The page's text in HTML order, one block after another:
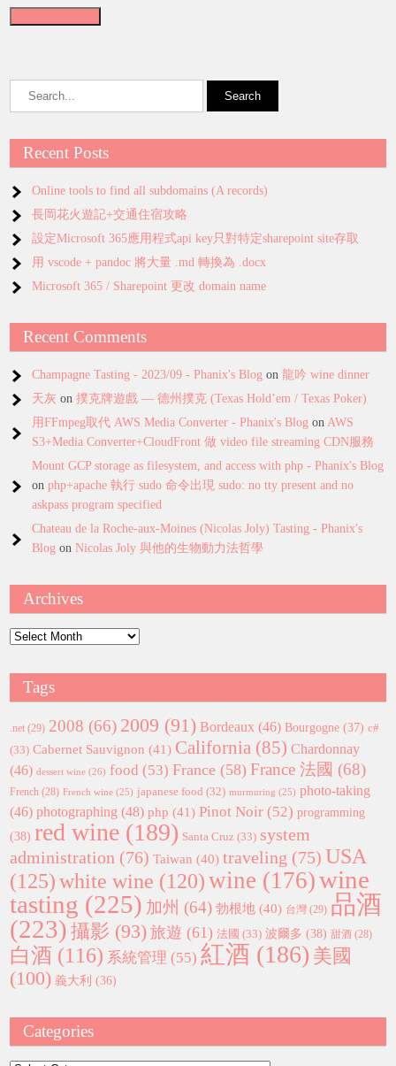
Recent Posts
Online tools to find all subdomains (A records)
長岡花火遊記+交通住宿攻略
設定Microsoft 365應用程式api key只對特定sharepoint site存取
用 vscode + pandoc 將大量 .md 轉換為 .docx
Microsoft 365 / Sharepoint 更改 domain name
Recent Comments
Champagne Tasting - 2023/09 - Phanix's Blog on龍吟 wine dinner
天灰 on撲克牌遊戲 — 德州撲克 (Texas Hold’em / Texas Poker)
用FFmpeg取代 AWS Media Converter - Phanix's Blog onAWS
S3+Media Converter+CloudFront 做 video file streaming CDN服務
Mount GCP storage as filesystem, and access with php - Phanix's Blog
onphp+apache 執行 sudo 命令出現 sudo: no tty present and no
askpass program specified
Chateau de la Roche-aux-Moines (Nicolas Joly) Tasting - Phanix's
Blog onNicolas Joly 與他的生物動力法哲學
Archives
Archives
Tags
.net (29) 2008 (66) 2009 (91) Bordeaux (46) Bourgogne (37) c#
(33) Cabernet Sauvignon (41) California (85) Chardonnay
(46) dessert wine (26) food (53) France (58) France 法國 (68)
French (28) French wine (25) japanese food (32) murmuring (25) photo-taking
(46) photographing (48) php (41) Pinot Noir (52) programming
(38) red wine (189) Santa Cruz (33) system
administration (76) Taiwan (40) traveling (75) USA
(125) white wine (120) wine (176)wine
tasting (225) 加州 (64) 勃根地 (40) 台灣 (29) 品酒
(223) 攝影 (93) 旅遊 (61) 法國 (33) 波爾多 (38) 甜酒 (28)
白酒 (116) 系統管理 (55) 紅酒 (186) 美國
(100) 義大利 (36)
Categories